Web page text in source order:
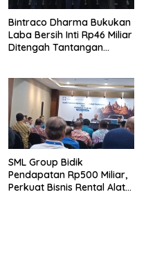
Bintraco Dharma Bukukan
Laba Bersih Inti Rp46 Miliar
Ditengah Tantangan
SML Group Bidik
Pendapatan Rp500 Miliar,
Perkuat Bisnis Rental Alat